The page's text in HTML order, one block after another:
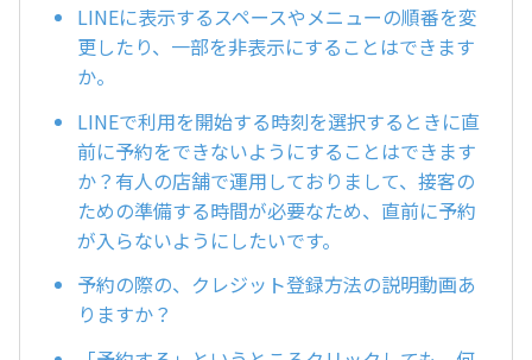
LINEに表示するスペースやメニューの順番を変
更したり、一部を非表示にすることはできます
か。
LINEで利用を開始する時刻を選択するときに直
前に予約をできないようにすることはできます
か？有人の店舗で運用しておりまして、接客の
ための準備する時間が必要なため、直前に予約
が入らないようにしたいです。
予約の際の、クレジット登録方法の説明動画あ
りますか？